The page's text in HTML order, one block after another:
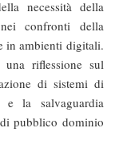
necessità della
confronti della
in ambienti digitali.
riflessione sul
di sistemi di
e la salvaguardia
pubblico dominio